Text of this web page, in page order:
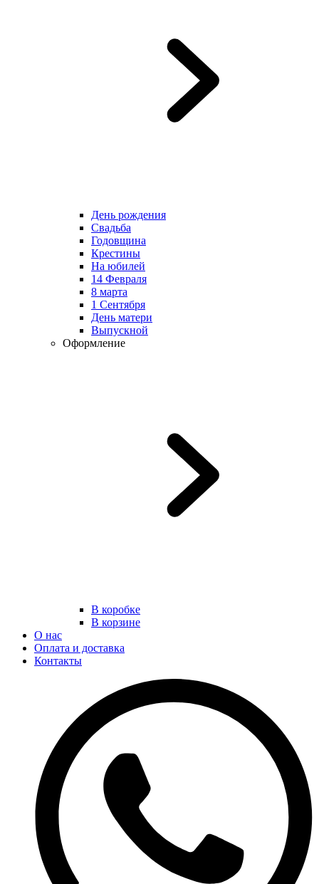
День рождения
Свадьба
Годовщина
Крестины
На юбилей
14 Февраля
8 марта
1 Сентября
День матери
Выпускной
Оформление
В коробке
В корзине
О нас
Оплата и доставка
Контакты